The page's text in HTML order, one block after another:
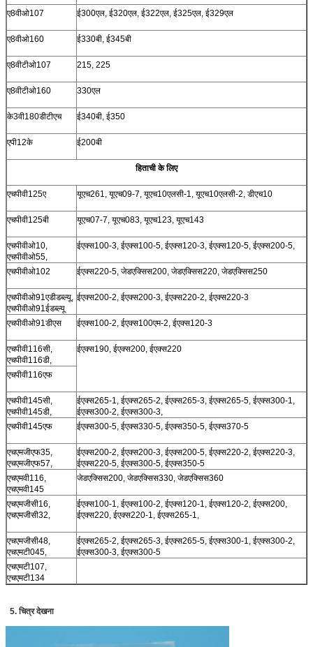
ए8वीओ107 ई300एल, ई320एल, ई322एल, ई325एल, ई329एल
ए8वीओ160 ई330बी, ई345बी
ए8वीटीओ107 215, 225
ए8वीटीओ160 330एल
के3वी180डीटीएच ई340बी, ई350
एपी12के ई200बी
हिताची के लिए
एचपीवी125ए यूएच261, यूएच09-7, यूएच10एलसी-1, यूएच10एलसी-2, डीएच10
एचपीवी125बी यूएच07-7, यूएच083, यूएच123, यूएच143
एचपीवीओ10,
एचपीवीओ55,
ईएक्स100-3, ईएक्स100-5, ईएक्स120-3, ईएक्स120-5, ईएक्स200-5,
एचपीवीओ102 ईएक्स220-5, जेडएक्सिस200, जेडएक्सिस220, जेडएक्सिस250
एचपीवीओ91एडीडब्ल्यू,
एचपीवीओ91ईडब्ल्यू
ईएक्स200-2, ईएक्स200-3, ईएक्स220-2, ईएक्स220-3
एचपीवीओ91डीएस ईएक्स100-2, ईएक्स100एम-2, ईएक्स120-3
एचपीवी116सी,
एचपीवी116डी,
ईएक्स190, ईएक्स200, ईएक्स220
एचपीवी116एफ
एचपीवी145सी,
एचपीवी145डी,
ईएक्स265-1, ईएक्स265-2, ईएक्स265-3, ईएक्स265-5, ईएक्स300-1,
ईएक्स300-2, ईएक्स300-3,
एचपीवी145एफ
ईएक्स300-5, ईएक्स330-5, ईएक्स350-5, ईएक्स370-5
एचएमजीएफ35,
एचएमजीएफ57,
ईएक्स200-2, ईएक्स200-3, ईएक्स200-5, ईएक्स220-2, ईएक्स220-3,
ईएक्स220-5, ईएक्स300-5, ईएक्स350-5
एचएमवी116,
एचएमवी145
जेडएक्सिस200, जेडएक्सिस330, जेडएक्सिस360
एचएमजीसी16,
एचएमजीसी32,
ईएक्स100-1, ईएक्स100-2, ईएक्स120-1, ईएक्स120-2, ईएक्स200,
ईएक्स220, ईएक्स220-1, ईएक्स265-1,
एचएमजीसी48,
एचएमटी045,
ईएक्स265-2, ईएक्स265-3, ईएक्स265-5, ईएक्स300-1, ईएक्स300-2,
ईएक्स300-3, ईएक्स300-5
एचएमटी107,
एचएमटी134
5. चित्र देखना